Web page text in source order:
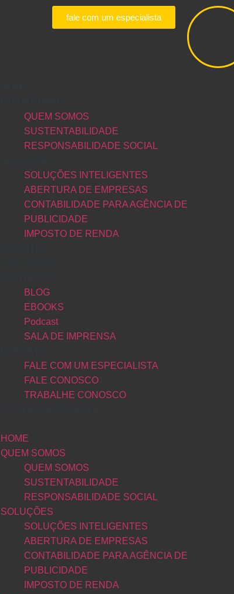
fale com um especialista
QUEM SOMOS
SUSTENTABILIDADE
RESPONSABILIDADE SOCIAL
SOLUÇÕES INTELIGENTES
ABERTURA DE EMPRESAS
CONTABILIDADE PARA AGÊNCIA DE
PUBLICIDADE
IMPOSTO DE RENDA
BLOG
EBOOKS
Podcast
SALA DE IMPRENSA
FALE COM UM ESPECIALISTA
FALE CONOSCO
TRABALHE CONOSCO
HOME
QUEM SOMOS
QUEM SOMOS
SUSTENTABILIDADE
RESPONSABILIDADE SOCIAL
SOLUÇÕES
SOLUÇÕES INTELIGENTES
ABERTURA DE EMPRESAS
CONTABILIDADE PARA AGÊNCIA DE
PUBLICIDADE
IMPOSTO DE RENDA